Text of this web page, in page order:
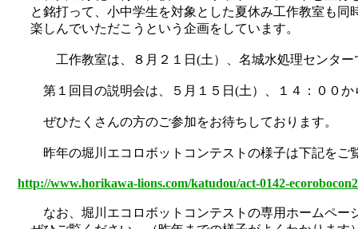
と銘打って、小中学生を対象とした夏休み工作教室も同
楽しんでいただこうという企画をしています。
工作教室は、８月２１日(土）、名城水処理センター
第１回目の説明会は、５月１５日(土）、１４：００か
ぜひたくさんの方のご参加をお待ちしております。
昨年の堀川エコロボットコンテストの様子は下記をご
http://www.horikawa-lions.com/katudou/act-0142-
なお、堀川エコロボットコンテストの専用ホームペー